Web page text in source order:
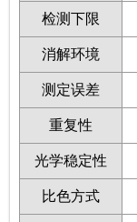
检测下限
消解环境
测定误差
重复性
光学稳定性
比色方式